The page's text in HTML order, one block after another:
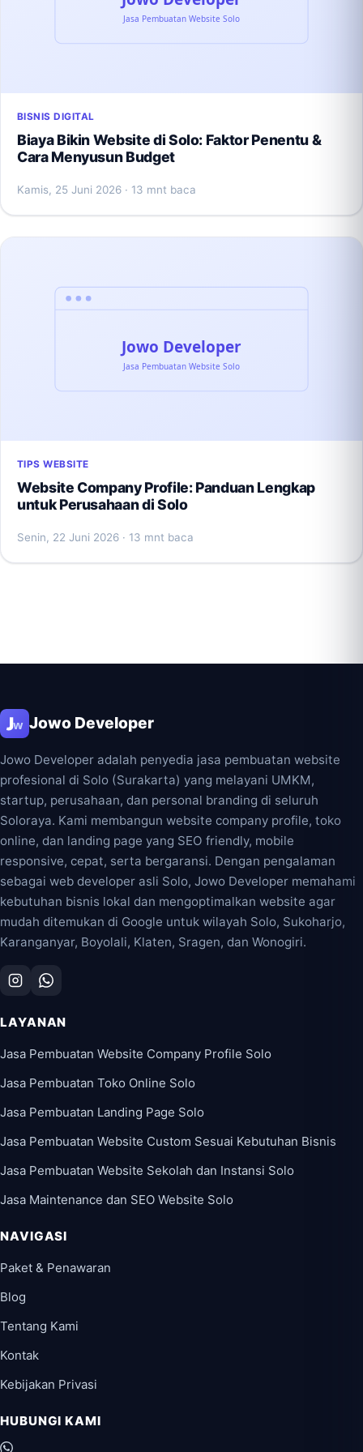
BISNIS DIGITAL
Biaya Bikin Website di Solo: Faktor Penentu &
Cara Menyusun Budget
Kamis, 25 Juni 2026 · 13 mnt baca
TIPS WEBSITE
Website Company Profile: Panduan Lengkap
untuk Perusahaan di Solo
Senin, 22 Juni 2026 · 13 mnt baca
Jowo Developer
Jowo Developer adalah penyedia jasa pembuatan website
profesional di Solo (Surakarta) yang melayani UMKM,
startup, perusahaan, dan personal branding di seluruh
Soloraya. Kami membangun website company profile, toko
online, dan landing page yang SEO friendly, mobile
responsive, cepat, serta bergaransi. Dengan pengalaman
sebagai web developer asli Solo, Jowo Developer memahami
kebutuhan bisnis lokal dan mengoptimalkan website agar
mudah ditemukan di Google untuk wilayah Solo, Sukoharjo,
Karanganyar, Boyolali, Klaten, Sragen, dan Wonogiri.
LAYANAN
Jasa Pembuatan Website Company Profile Solo
Jasa Pembuatan Toko Online Solo
Jasa Pembuatan Landing Page Solo
Jasa Pembuatan Website Custom Sesuai Kebutuhan Bisnis
Jasa Pembuatan Website Sekolah dan Instansi Solo
Jasa Maintenance dan SEO Website Solo
NAVIGASI
Paket & Penawaran
Blog
Tentang Kami
Kontak
Kebijakan Privasi
HUBUNGI KAMI